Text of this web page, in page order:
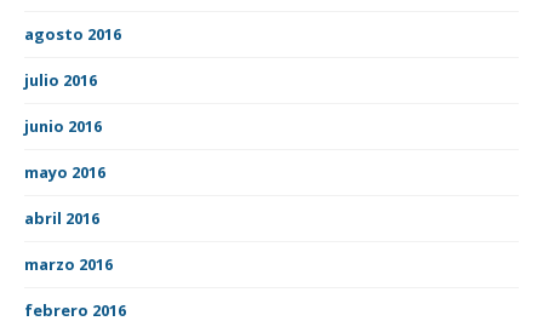
agosto 2016
julio 2016
junio 2016
mayo 2016
abril 2016
marzo 2016
febrero 2016